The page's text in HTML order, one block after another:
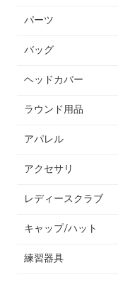
パーツ
バッグ
ヘッドカバー
ラウンド用品
アパレル
アクセサリ
レディースクラブ
キャップ/ハット
練習器具